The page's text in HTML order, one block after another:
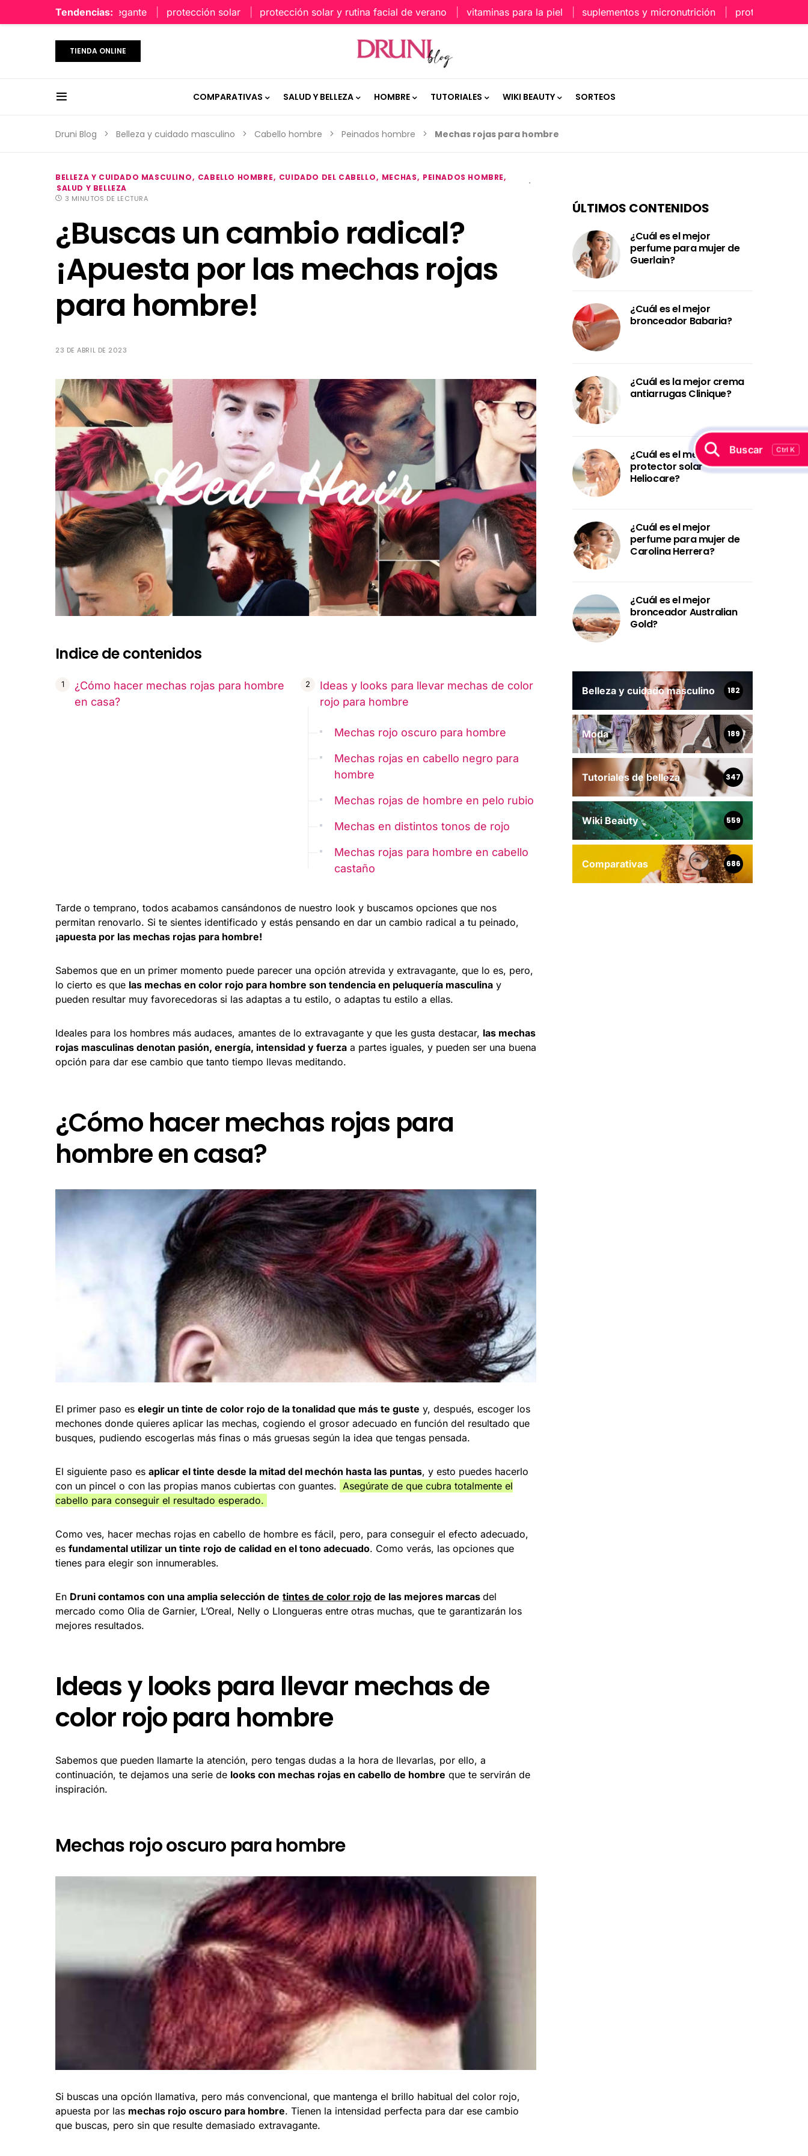
Tendencias:
perfume limpio y elegante protección solar protección solar y rutina facial de verano vitaminas para la piel suplementos y micronutrición protección capilar
TIENDA ONLINE
COMPARATIVAS SALUD Y BELLEZA HOMBRE TUTORIALES WIKI BEAUTY SORTEOS
Druni Blog Belleza y cuidado masculino Cabello hombre Peinados hombre Mechas rojas para hombre
BELLEZA Y CUIDADO MASCULINO CABELLO HOMBRE CUIDADO DEL CABELLO MECHAS
PEINADOS HOMBRE
SALUD Y BELLEZA
3 MINUTOS DE LECTURA
¿Buscas un cambio radical?
¡Apuesta por las mechas rojas
para hombre!
23 DE ABRIL DE 2023
Indice de contenidos
¿Cómo hacer mechas rojas para hombre
en casa?
Ideas y looks para llevar mechas de color
rojo para hombre
Mechas rojo oscuro para hombre
Mechas rojas en cabello negro para
hombre
Mechas rojas de hombre en pelo rubio
Mechas en distintos tonos de rojo
Mechas rojas para hombre en cabello
castaño
Tarde o temprano, todos acabamos cansándonos de nuestro look y buscamos opciones que nos
permitan renovarlo. Si te sientes identificado y estás pensando en dar un cambio radical a tu peinado,
¡apuesta por las mechas rojas para hombre!
Sabemos que en un primer momento puede parecer una opción atrevida y extravagante, que lo es, pero,
lo cierto es que las mechas en color rojo para hombre son tendencia en peluquería masculina y
pueden resultar muy favorecedoras si las adaptas a tu estilo, o adaptas tu estilo a ellas.
Ideales para los hombres más audaces, amantes de lo extravagante y que les gusta destacar, las mechas
rojas masculinas denotan pasión, energía, intensidad y fuerza a partes iguales, y pueden ser una buena
opción para dar ese cambio que tanto tiempo llevas meditando.
¿Cómo hacer mechas rojas para
hombre en casa?
El primer paso es elegir un tinte de color rojo de la tonalidad que más te guste y, después, escoger los
mechones donde quieres aplicar las mechas, cogiendo el grosor adecuado en función del resultado que
busques, pudiendo escogerlas más finas o más gruesas según la idea que tengas pensada.
El siguiente paso es aplicar el tinte desde la mitad del mechón hasta las puntas, y esto puedes hacerlo
con un pincel o con las propias manos cubiertas con guantes. Asegúrate de que cubra totalmente el
cabello para conseguir el resultado esperado.
Como ves, hacer mechas rojas en cabello de hombre es fácil, pero, para conseguir el efecto adecuado,
es fundamental utilizar un tinte rojo de calidad en el tono adecuado. Como verás, las opciones que
tienes para elegir son innumerables.
En Druni contamos con una amplia selección de tintes de color rojo de las mejores marcas del
mercado como Olia de Garnier, L’Oreal, Nelly o Llongueras entre otras muchas, que te garantizarán los
mejores resultados.
Ideas y looks para llevar mechas de
color rojo para hombre
Sabemos que pueden llamarte la atención, pero tengas dudas a la hora de llevarlas, por ello, a
continuación, te dejamos una serie de looks con mechas rojas en cabello de hombre que te servirán de
inspiración.
Mechas rojo oscuro para hombre
Si buscas una opción llamativa, pero más convencional, que mantenga el brillo habitual del color rojo,
apuesta por las mechas rojo oscuro para hombre. Tienen la intensidad perfecta para dar ese cambio
que buscas, pero sin que resulte demasiado extravagante.
ÚLTIMOS CONTENIDOS
¿Cuál es el mejor
perfume para mujer de
Guerlain?
¿Cuál es el mejor
bronceador Babaria?
¿Cuál es la mejor crema
antiarrugas Clinique?
¿Cuál es el mejor
protector solar
Heliocare?
¿Cuál es el mejor
perfume para mujer de
Carolina Herrera?
¿Cuál es el mejor
bronceador Australian
Gold?
Belleza y cuidado masculino 182
Moda 189
Tutoriales de belleza 347
Wiki Beauty 559
Comparativas 686
Buscar Ctrl K